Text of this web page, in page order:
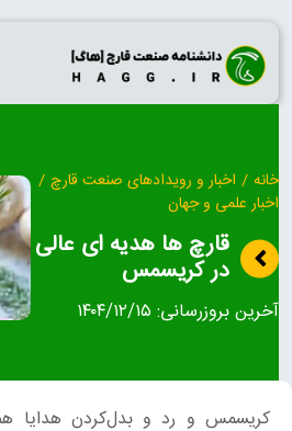
Skip
content
خانه / اخبار و رویدادهای صنعت قارچ /
اخبار علمی و جهان
قارچ ها هدیه ای عالی
در کریسمس
آخرین بروزرسانی: ۱۴۰۴/۱۲/۱۵
کریسمس و رد و بدل‌کردن هدایا